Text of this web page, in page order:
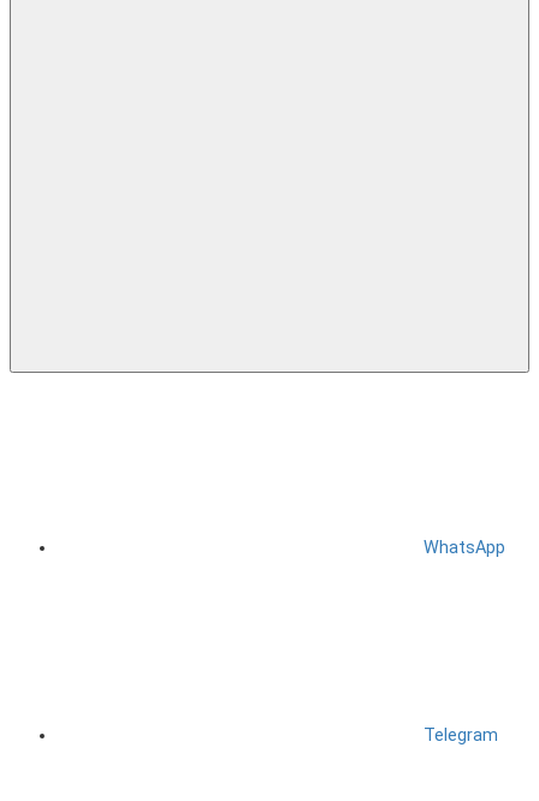
WhatsApp
Telegram